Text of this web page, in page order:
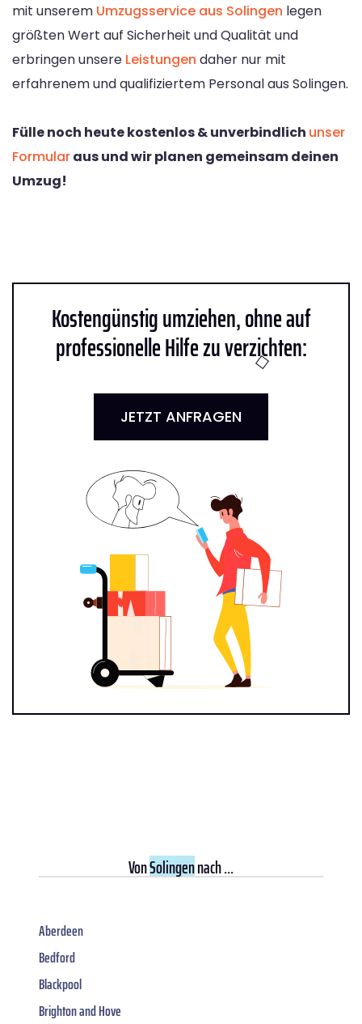
mit unserem Umzugsservice aus Solingen legen
größten Wert auf Sicherheit und Qualität und
erbringen unsere Leistungen daher nur mit
erfahrenem und qualifiziertem Personal aus Solingen.
Fülle noch heute kostenlos & unverbindlich unser
Formularaus und wir planen gemeinsam deinen
Umzug!
Kostengünstig umziehen, ohne auf
professionelle Hilfe zu verzichten:
JETZT ANFRAGEN
VonSolingennach ...
Aberdeen
Bedford
Blackpool
Brighton and Hove